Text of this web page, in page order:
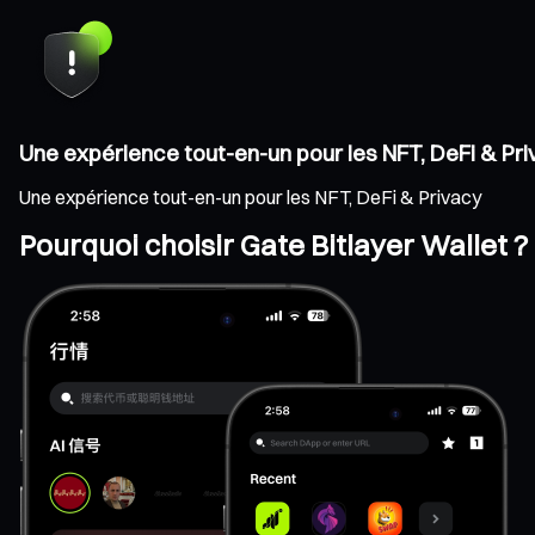
Une expérience tout-en-un pour les NFT, DeFi &
Une expérience tout-en-un pour les NFT, DeFi & Privacy
Pourquoi choisir Gate Bitlayer Wallet ?